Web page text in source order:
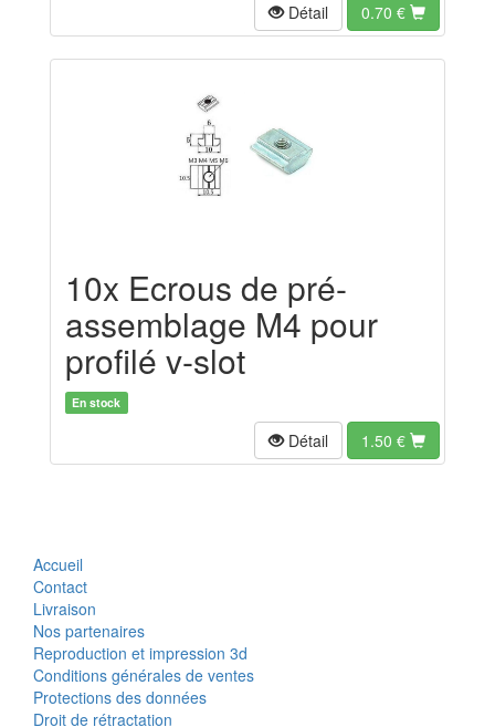
Détail 0.70 €
10x Ecrous de pré-
assemblage M4 pour
profilé v-slot
En stock
Détail 1.50 €
Accueil
Contact
Livraison
Nos partenaires
Reproduction et impression 3d
Conditions générales de ventes
Protections des données
Droit de rétractation